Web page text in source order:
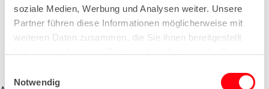
soziale Medien, Werbung und Analysen weiter. Unsere
Partner führen diese Informationen möglicherweise mit
weiteren Daten zusammen, die Sie ihnen bereitgestellt
Notwendig